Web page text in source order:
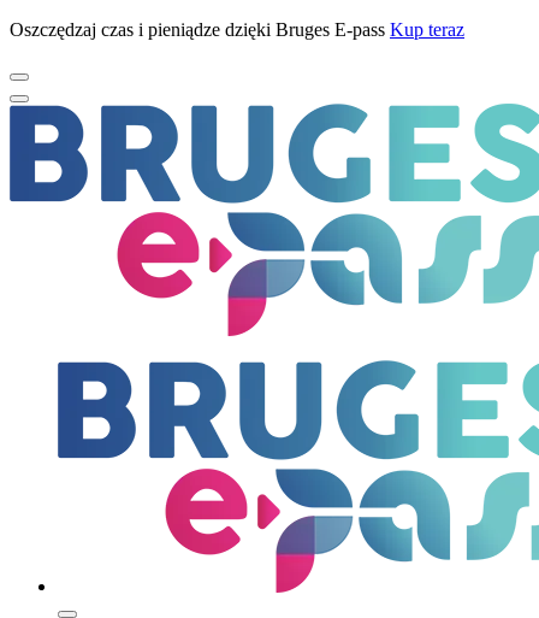
Oszczędzaj czas i pieniądze dzięki Bruges E-pass Kup teraz